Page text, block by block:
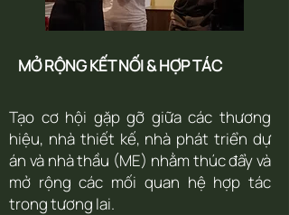
MỞ RỘNG KẾT NỐI & HỢP TÁC
Tạo cơ hội gặp gỡ giữa các thương
hiệu, nhà thiết kế, nhà phát triển dự
án và nhà thầu (ME) nhằm thúc đẩy và
mở rộng các mối quan hệ hợp tác
trong tương lai.